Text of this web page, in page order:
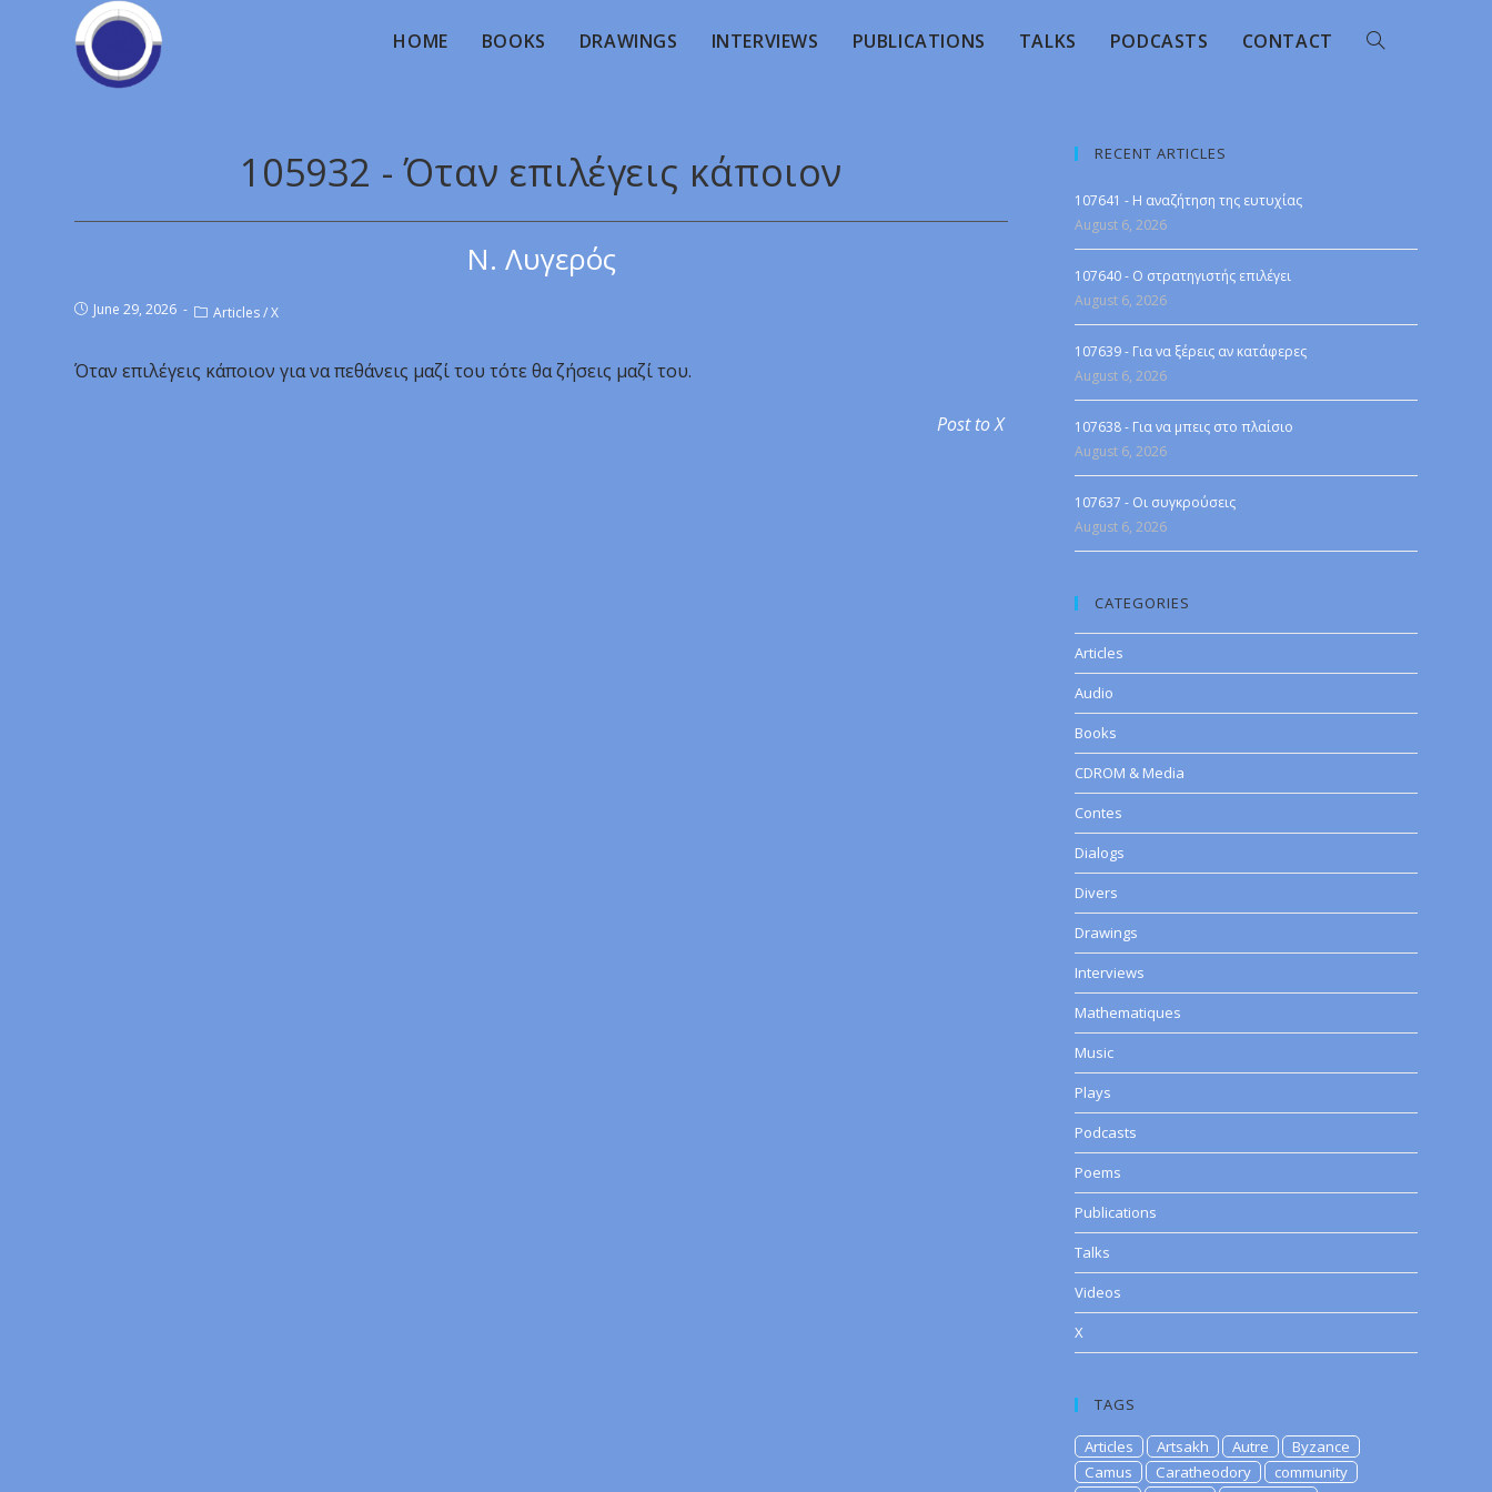
HOME BOOKS DRAWINGS INTERVIEWS PUBLICATIONS TALKS PODCASTS CONTACT
105932 - Όταν επιλέγεις κάποιον
Ν. Λυγερός
June 29, 2026 Articles/X
Όταν επιλέγεις κάποιον για να πεθάνεις μαζί του τότε θα ζήσεις μαζί του.
Post to X
RECENT ARTICLES
107641 - Η αναζήτηση της ευτυχίας
August 6, 2026
107640 - Ο στρατηγιστής επιλέγει
August 6, 2026
107639 - Για να ξέρεις αν κατάφερες
August 6, 2026
107638 - Για να μπεις στο πλαίσιο
August 6, 2026
107637 - Οι συγκρούσεις
August 6, 2026
CATEGORIES
Articles
Audio
Books
CDROM & Media
Contes
Dialogs
Divers
Drawings
Interviews
Mathematiques
Music
Plays
Podcasts
Poems
Publications
Talks
Videos
X
TAGS
Articles Artsakh Autre
Byzance
Camus
Caratheodory
community